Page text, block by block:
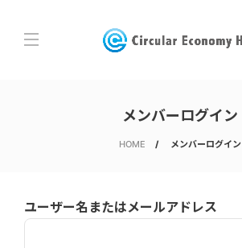
メンバーログイン
HOME メンバーログイン
ユーザー名またはメールアドレス